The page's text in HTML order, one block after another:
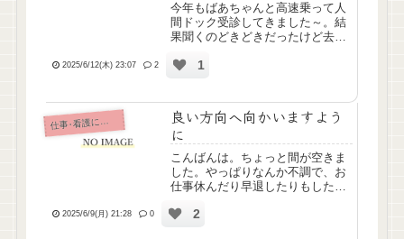
今年もばあちゃんと高速乗って人
間ドック受診してきました～。結
果聞くのどきどきだったけど去年
年(≫2024/6/3)やばかった尿酸値も
は30超えで太り...
2025/6/12(木) 23:07 2 1
仕
事･看護について
良い方向へ向かいますよう
に
こんばんは。ちょっと間が空きま
した。やっぱりなんか不調で、お
仕事休んだり早退したりもしたん
て調子戻ってきて、今日は定時ま
2025/6/9(月) 21:28 0 2